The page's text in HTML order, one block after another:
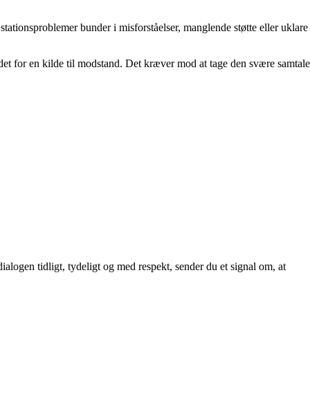
bunder i misforståelser, manglende støtte eller uklare
for en kilde til modstand. Det kræver mod at tage den svære samtale
tidligt, tydeligt og med respekt, sender du et signal om, at